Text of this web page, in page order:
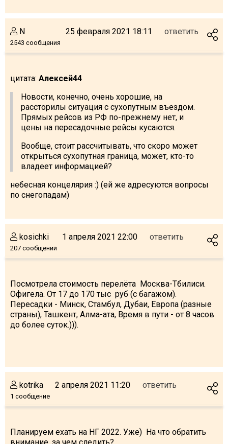
N
2543 сообщения
25 февраля 2021 18:11 ответить
цитата: Алексей44
Новости, конечно, очень хорошие, на
рассторилы ситуация с сухопутным въездом.
Прямых рейсов из РФ по-прежнему нет, и
цены на пересадочные рейсы кусаются.
Вообще, стоит рассчитывать, что скоро может
открыться сухопутная граница, может, кто-то
владеет информацией?
небесная концелярия :) (ей же адресуются вопросы
по снегопадам)
kosichki
207 сообщений
1 апреля 2021 22:00 ответить
Посмотрела стоимость перелёта Москва-Тбилиси.
Офигела. От 17 до 170 тыс руб (с багажом).
Пересадки - Минск, Стамбул, Дубаи, Европа (разные
страны), Ташкент, Алма-ата, Время в пути - от 8 часов
до более суток.))).
kotrika
1 сообщение
2 апреля 2021 11:20 ответить
Планируем ехать на НГ 2022. Уже) На что обратить